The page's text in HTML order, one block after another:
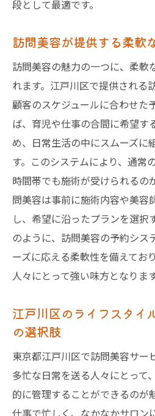
段として最適です。
訪問美容が提供する柔軟
訪問美容の魅力の一つに、柔軟
れます。江戸川区で提供される
顧客のスケジュールに合わせた
ば、育児や仕事の合間に希望す
め、日常生活の中にスムーズに
す。このシステムにより、通常
時間帯でも施術が受けられるの
問美容は事前に施術内容や美容
し、希望に沿ったプランを選択
のように、訪問美容の予約シス
ーズに応える柔軟性を備えてお
人々にとって強い味方となります
江戸川区のライフスタイ
の選択肢
東京都江戸川区で訪問美容サー
多忙な日常を送る人々にとって
的に管理することができるのが
仕事で忙しく、なかなかサロン